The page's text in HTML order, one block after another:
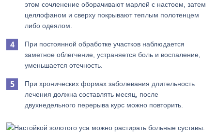
этом сочленение оборачивают марлей с настоем, затем
целлофаном и сверху покрывают теплым полотенцем
либо одеялом.
При постоянной обработке участков наблюдается
заметное облегчение, устраняется боль и воспаление,
уменьшается отечность.
При хронических формах заболевания длительность
лечения должна составлять месяц, после
двухнедельного перерыва курс можно повторить.